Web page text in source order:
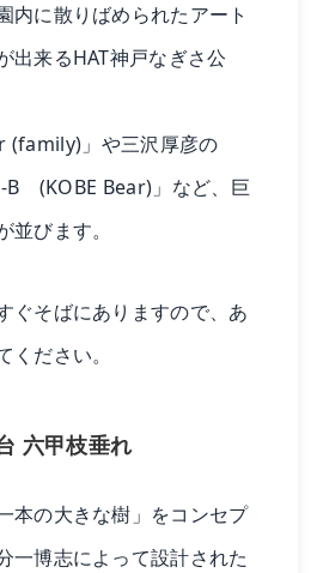
内に散りばめられたアート
出来るHAT神戸なぎさ公
(family)」や三沢厚彦の
B (KOBE Bear)」など、巨
びます。
ぐそばにありますので、あ
ださい。
六甲枝垂れ
本の大きな樹」をコンセプ
一博志によって設計された